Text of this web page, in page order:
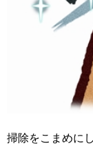
掃除をこまめに